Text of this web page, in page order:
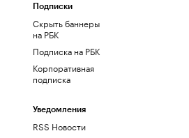
Подписки
Скрыть баннеры
на РБК
Подписка на РБК
Корпоративная
подписка
Уведомления
RSS Новости